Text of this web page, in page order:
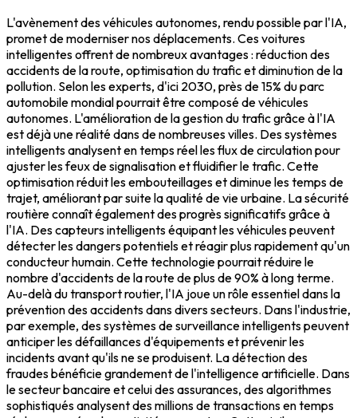
L'avènement des véhicules autonomes, rendu possible par l'IA,
promet de moderniser nos déplacements. Ces voitures
intelligentes offrent de nombreux avantages : réduction des
accidents de la route, optimisation du trafic et diminution de la
pollution. Selon les experts, d'ici 2030, près de 15% du parc
automobile mondial pourrait être composé de véhicules
autonomes. L'amélioration de la gestion du trafic grâce à l'IA
est déjà une réalité dans de nombreuses villes. Des systèmes
intelligents analysent en temps réel les flux de circulation pour
ajuster les feux de signalisation et fluidifier le trafic. Cette
optimisation réduit les embouteillages et diminue les temps de
trajet, améliorant par suite la qualité de vie urbaine. La sécurité
routière connaît également des progrès significatifs grâce à
l'IA. Des capteurs intelligents équipant les véhicules peuvent
détecter les dangers potentiels et réagir plus rapidement qu'un
conducteur humain. Cette technologie pourrait réduire le
nombre d'accidents de la route de plus de 90% à long terme.
Au-delà du transport routier, l'IA joue un rôle essentiel dans la
prévention des accidents dans divers secteurs. Dans l'industrie,
par exemple, des systèmes de surveillance intelligents peuvent
anticiper les défaillances d'équipements et prévenir les
incidents avant qu'ils ne se produisent. La détection des
fraudes bénéficie grandement de l'intelligence artificielle. Dans
le secteur bancaire et celui des assurances, des algorithmes
sophistiqués analysent des millions de transactions en temps